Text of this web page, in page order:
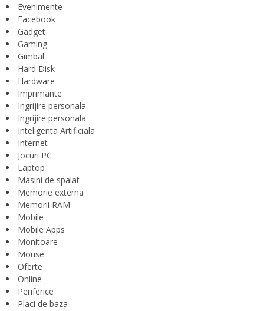
Evenimente
Facebook
Gadget
Gaming
Gimbal
Hard Disk
Hardware
Imprimante
Ingrijire personala
Ingrijire personala
Inteligenta Artificiala
Internet
Jocuri PC
Laptop
Masini de spalat
Memorie externa
Memorii RAM
Mobile
Mobile Apps
Monitoare
Mouse
Oferte
Online
Periferice
Placi de baza